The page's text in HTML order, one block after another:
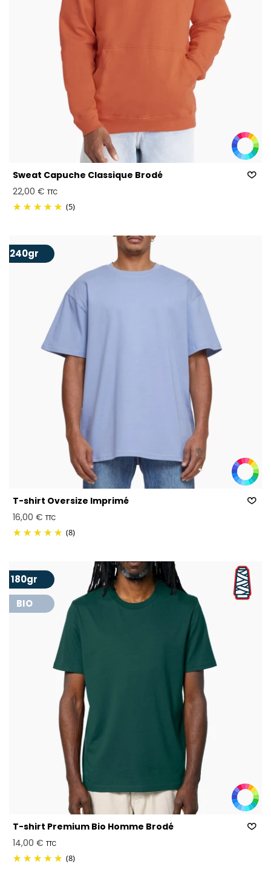
Sweat Capuche Classique Brodé
22,00 € TTC
(5)
240gr
T-shirt Oversize Imprimé
16,00 € TTC
(8)
180gr
BIO
T-shirt Premium Bio Homme Brodé
14,00 € TTC
(8)